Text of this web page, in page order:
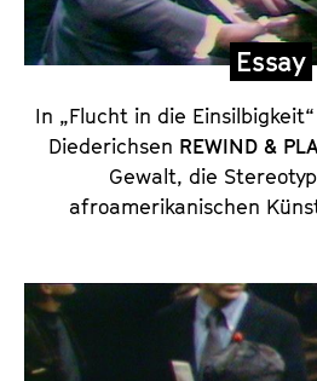
Essay
In „Flucht in die
Diederichsen REWIND &
Gewalt, die
afroamerikanischen